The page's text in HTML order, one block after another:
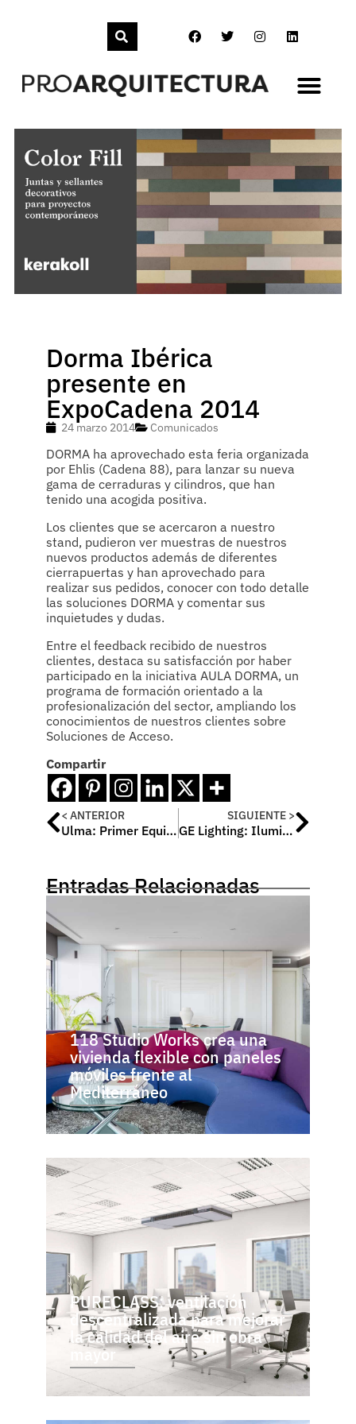
Dorma Ibérica
presente en
ExpoCadena 2014
24 marzo 2014 Comunicados
DORMA ha aprovechado esta feria organizada
por Ehlis (Cadena 88), para lanzar su nueva
gama de cerraduras y cilindros, que han
tenido una acogida positiva.
Los clientes que se acercaron a nuestro
stand, pudieron ver muestras de nuestros
nuevos productos además de diferentes
cierrapuertas y han aprovechado para
realizar sus pedidos, conocer con todo detalle
las soluciones DORMA y comentar sus
inquietudes y dudas.
Entre el feedback recibido de nuestros
clientes, destaca su satisfacción por haber
participado en la iniciativa AULA DORMA, un
programa de formación orientado a la
profesionalización del sector, ampliando los
conocimientos de nuestros clientes sobre
Soluciones de Acceso.
Compartir
< ANTERIOR
Ulma: Primer Equipamiento Cultural Público en España con Certificación LEED
SIGUIENTE >
GE Lighting: Iluminando el talento para la Copa del Mundo de la FIFA Brasil 2014
Entradas Relacionadas
118 Studio Works crea una
vivienda flexible con paneles
móviles frente al
Mediterráneo
PURECLASS: ventilación
descentralizada para mejorar
la calidad del aire sin obra
mayor